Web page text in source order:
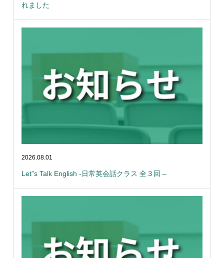
れました
2026.08.01
Let”s Talk English -日常英会話クラス 全３回 –